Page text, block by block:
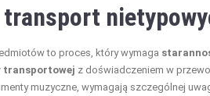
to proces, który wymaga
transportowej z doświadczeniem w
muzyczne, wymagają szczególnej